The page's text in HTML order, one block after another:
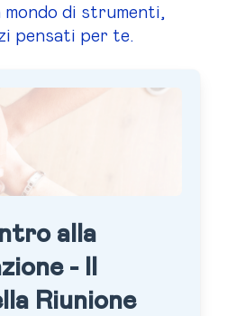
di strumenti,
pensati per te.
alla
- Il
Riunione